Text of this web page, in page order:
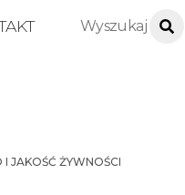
JAKOŚĆ ŻYWNOŚCI